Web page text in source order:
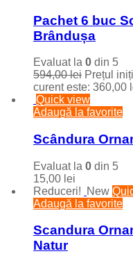
Pachet 6 buc
Brândușa
Evaluat la 0 din 5
594,00lei Prețul
curent este: 360,00
Quick view
Adaugă la favorite
Scândura
Evaluat la 0 din 5
15,00 lei
Reduceri!
New
Adaugă la favorite
Scandura
Natur